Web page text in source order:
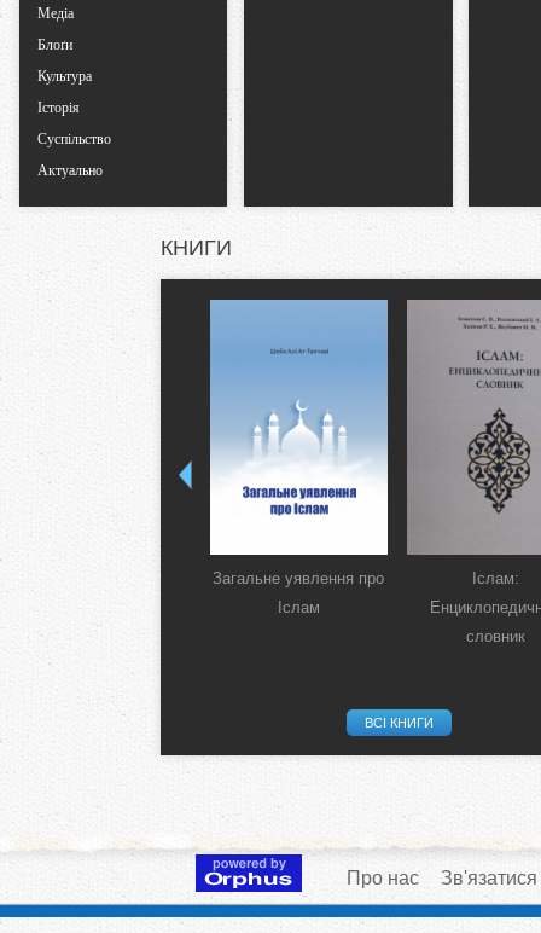
Медіа
Блоґи
Культура
Історія
Суспільство
Актуально
КНИГИ
Загальне уявлення про
Іслам
Іслам:
словник
ВСІ КНИГИ
Про нас